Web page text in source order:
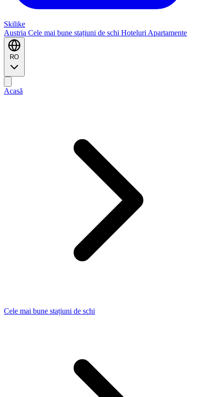
Skilike
Austria Cele mai bune stațiuni de schi Hoteluri Apartamente
RO
Acasă
Cele mai bune stațiuni de schi